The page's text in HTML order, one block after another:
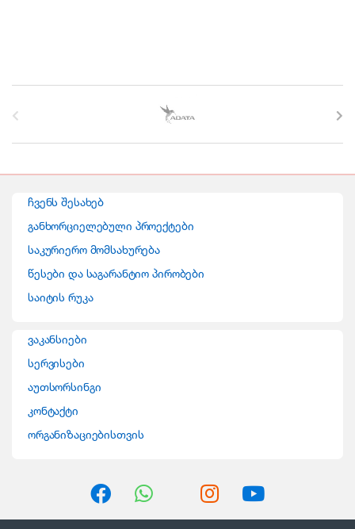
ჩვენს შესახებ
განხორციელებული პროექტები
საკურიერო მომსახურება
წესები და საგარანტიო პირობები
საიტის რუკა
ვაკანსიები
სერვისები
აუთსორსინგი
კონტაქტი
ორგანიზაციებისთვის